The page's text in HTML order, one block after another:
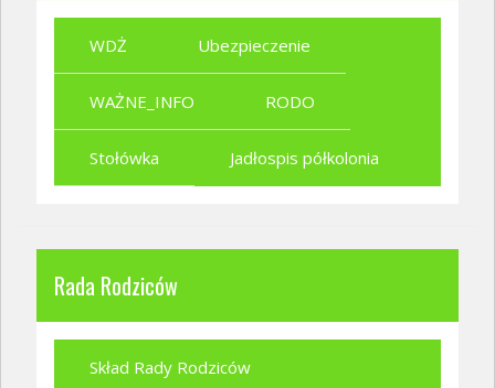
WDŻ Ubezpieczenie
WAŻNE_INFO RODO
Stołówka Jadłospis półkolonia
Rada Rodziców
Skład Rady Rodziców